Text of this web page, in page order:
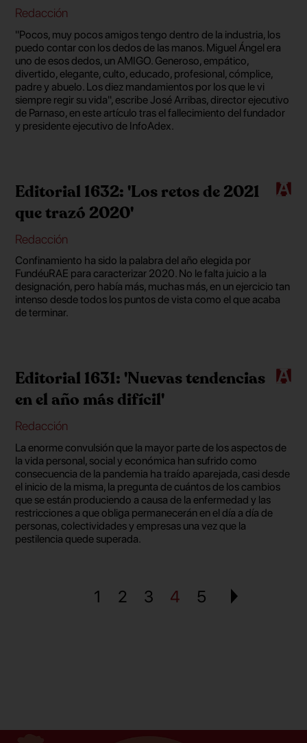
Redacción
"Pocos, muy pocos amigos tengo dentro de la industria, los
puedo contar con los dedos de las manos. Miguel Ángel era
uno de esos dedos, un AMIGO. Generoso, empático,
divertido, elegante, culto, educado, profesional, cómplice,
padre y abuelo. Los diez mandamientos por los que le vi
siempre regir su vida", escribe José Arribas, director ejecutivo
de Parnaso, en este artículo tras el fallecimiento del fundador
y presidente ejecutivo de InfoAdex.
Editorial 1632: 'Los retos de 2021
que trazó 2020'
Redacción
Confinamiento ha sido la palabra del año elegida por
FundéuRAE para caracterizar 2020. No le falta juicio a la
designación, pero había más, muchas más, en un ejercicio tan
intenso desde todos los puntos de vista como el que acaba
de terminar.
Editorial 1631: 'Nuevas tendencias
en el año más difícil'
Redacción
La enorme convulsión que la mayor parte de los aspectos de
la vida personal, social y económica han sufrido como
consecuencia de la pandemia ha traído aparejada, casi desde
el inicio de la misma, la pregunta de cuántos de los cambios
que se están produciendo a causa de la enfermedad y las
restricciones a que obliga permanecerán en el día a día de
personas, colectividades y empresas una vez que la
pestilencia quede superada.
1 2 3 4 5